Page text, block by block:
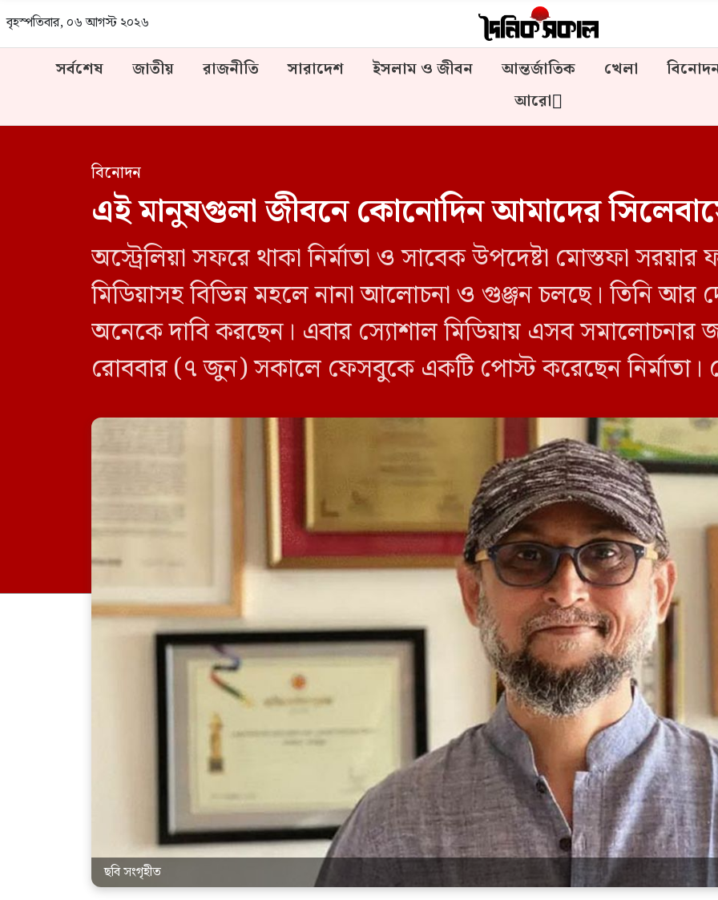
বৃহস্পতিবার, ০৬ আগস্ট ২০২৬
সর্বশেষ জাতীয় রাজনীতি সারাদেশ ইসলাম ও জীবন আন্তর্জাতিক খেলা
আরো
বিনোদন
এই মানুষগুলা জীবনে কোনোদিন আমাদের
অস্ট্রেলিয়া সফরে থাকা নির্মাতা ও সাবেক উপদেষ্টা মোস্তফা
মিডিয়াসহ বিভিন্ন মহলে নানা আলোচনা ও গুঞ্জন চলছে। তিনি আর
অনেকে দাবি করছেন। এবার স্যোশাল মিডিয়ায় এসব সমালোচনার
রোববার (৭ জুন) সকালে ফেসবুকে একটি পোস্ট করেছেন নির্মাতা।
ছবি সংগৃহীত